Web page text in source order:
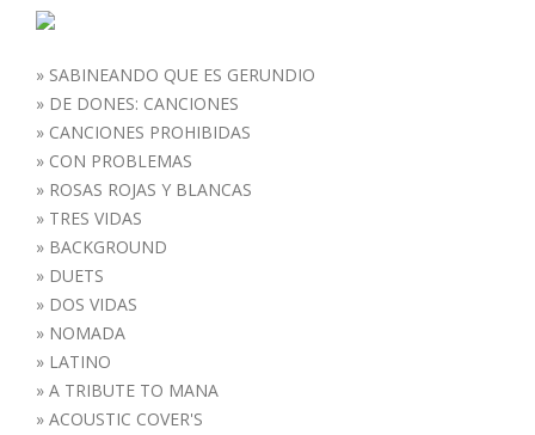
» SABINEANDO QUE ES GERUNDIO
» DE DONES: CANCIONES
» CANCIONES PROHIBIDAS
» CON PROBLEMAS
» ROSAS ROJAS Y BLANCAS
» TRES VIDAS
» BACKGROUND
» DUETS
» DOS VIDAS
» NOMADA
» LATINO
» A TRIBUTE TO MANA
» ACOUSTIC COVER'S